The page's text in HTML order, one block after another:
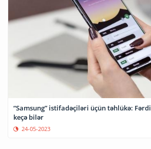
“Samsung” istifadəçiləri üçün təhlükə:
keçə bilər
24-05-2023